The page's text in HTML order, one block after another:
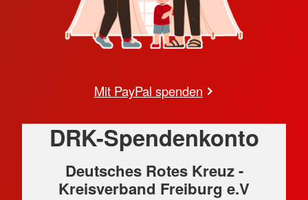
Mit PayPal spenden
DRK-Spendenkonto
Deutsches Rotes Kreuz -
Kreisverband Freiburg e.V